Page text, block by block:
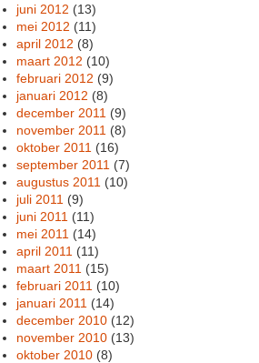
juni 2012 (13)
mei 2012 (11)
april 2012 (8)
maart 2012 (10)
februari 2012 (9)
januari 2012 (8)
december 2011 (9)
november 2011 (8)
oktober 2011 (16)
september 2011 (7)
augustus 2011 (10)
juli 2011 (9)
juni 2011 (11)
mei 2011 (14)
april 2011 (11)
maart 2011 (15)
februari 2011 (10)
januari 2011 (14)
december 2010 (12)
november 2010 (13)
oktober 2010 (8)